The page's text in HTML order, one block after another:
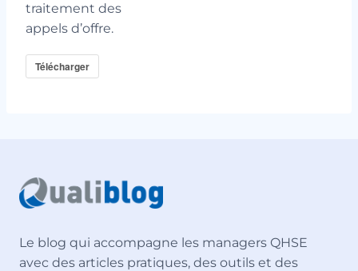
traitement des
appels d’offre.
Télécharger
Le blog qui accompagne les managers QHSE
avec des articles pratiques, des outils et des